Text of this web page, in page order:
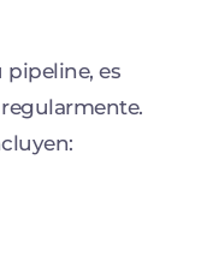
pipeline, es